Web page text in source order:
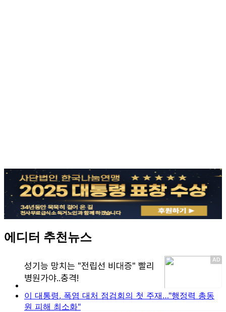
에디터 추천뉴스
이 대통령, 폭염 대처 점검회의 첫 주재…"행정력 총동
원 피해 최소화"